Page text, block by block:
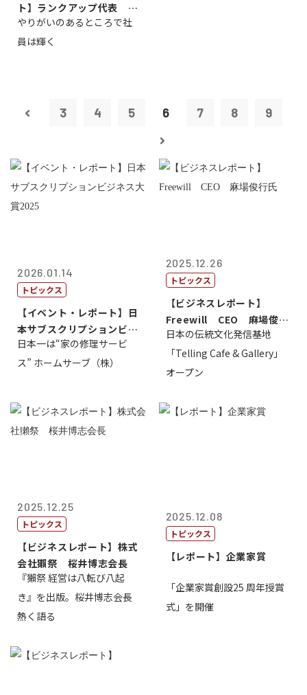
ト】ランクアップ代表 岩
崎裕美子
やりがいのあるところで社
員は輝く
3 4 5 6 7 8 9
2026.01.14
トピックス
【イベント・レポート】日
本サブスクリプションビジ
ネス大賞20...
日本一は“家の修理サービ
ス” ホームサーブ（株）
2025.12.26
トピックス
【ビジネスレポート】
Freewill CEO 麻場俊行
氏
日本の伝統文化発信基地
「Telling Cafe & Gallery」
オープン
2025.12.25
トピックス
【ビジネスレポート】株式
会社獺祭 桜井博志会長
『獺祭 経営は八転び八起
き』を出版。桜井博志会長
熱く語る
2025.12.08
トピックス
【レポート】企業家賞
「企業家賞創設25 周年授賞
式」を開催